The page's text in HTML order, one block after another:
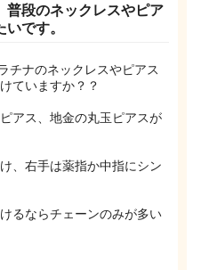
普段のネックレスやピア
です。
チナのネックレスやピアス
ていますか？？
アス、地金の丸玉ピアスが
、右手は薬指か中指にシン
るならチェーンのみが多い